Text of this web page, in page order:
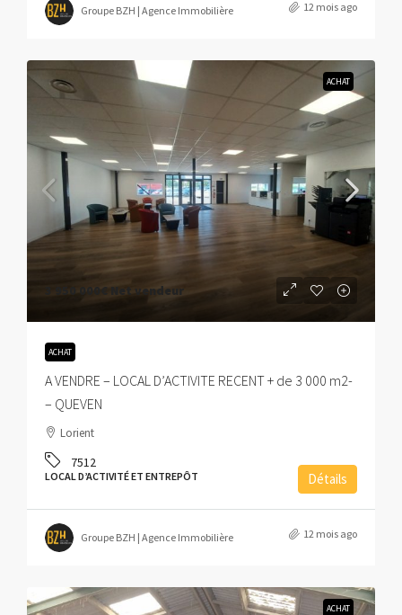
Groupe BZH | Agence Immobilière 12 mois ago
ACHAT
3 950 000€ Net vendeur
ACHAT
A VENDRE – LOCAL D’ACTIVITE RECENT + de 3 000 m2-
– QUEVEN
Lorient
7512
LOCAL D’ACTIVITÉ ET ENTREPÔT Détails
Groupe BZH | Agence Immobilière 12 mois ago
ACHAT